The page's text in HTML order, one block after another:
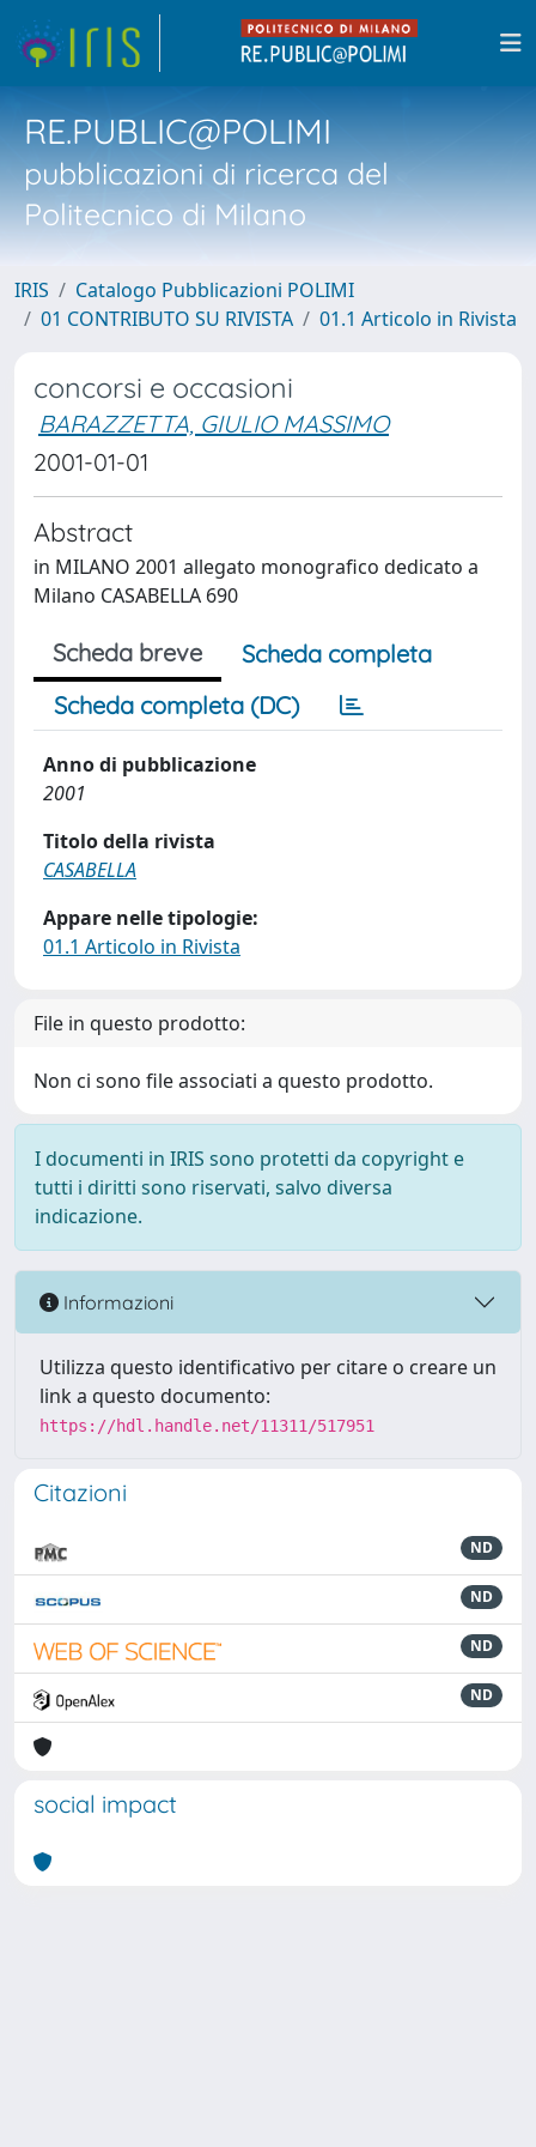
RE.PUBLIC@POLIMI
pubblicazioni di ricerca del
Politecnico di Milano
IRIS
Catalogo Pubblicazioni POLIMI
01 CONTRIBUTO SU RIVISTA
01.1 Articolo in Rivista
concorsi e occasioni
BARAZZETTA, GIULIO MASSIMO
2001-01-01
Abstract
in MILANO 2001 allegato monografico dedicato a
Milano CASABELLA 690
Scheda breve
Scheda completa
Scheda completa (DC)
Anno di pubblicazione
2001
Titolo della rivista
CASABELLA
Appare nelle tipologie:
01.1 Articolo in Rivista
File in questo prodotto:
Non ci sono file associati a questo prodotto.
I documenti in IRIS sono protetti da copyright e
tutti i diritti sono riservati, salvo diversa
indicazione.
Informazioni
Utilizza questo identificativo per citare o creare un
link a questo documento:
https://hdl.handle.net/11311/517951
Citazioni
ND
ND
ND
ND
social impact